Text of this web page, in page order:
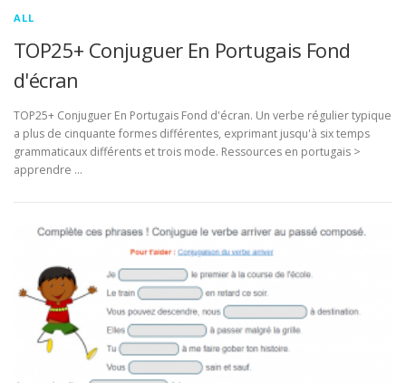
ALL
TOP25+ Conjuguer En Portugais Fond
d'écran
TOP25+ Conjuguer En Portugais Fond d'écran. Un verbe régulier typique
a plus de cinquante formes différentes, exprimant jusqu'à six temps
grammaticaux différents et trois mode. Ressources en portugais >
apprendre …